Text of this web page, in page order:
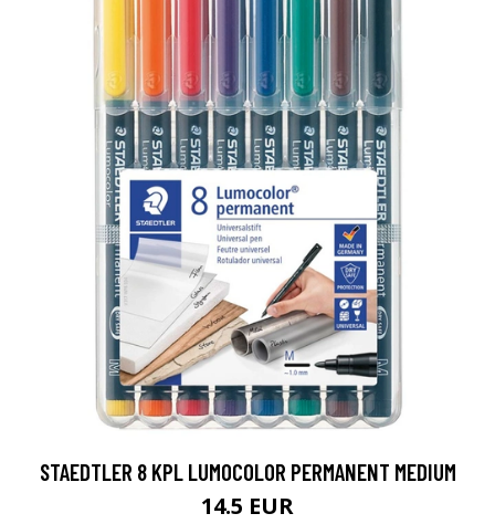
STAEDTLER 8 KPL LUMOCOLOR PERMANENT MEDIUM
14.5 EUR